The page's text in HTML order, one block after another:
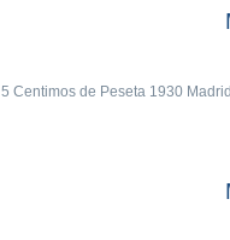
5 Centimos de Peseta 1930 Madrid.